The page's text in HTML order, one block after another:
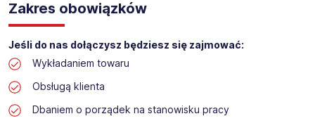
Profit jest obecnie jedną z największych niezależnych
polskich agencji zatrudnienia. W ciągu wielu lat naszej
działalności daliśmy pracę przeszło 50 000 pracowników
w całym kraju. Skutecznie znajdujemy pracowników dla
największych firm, jak również małych rodzinnych
przedsiębiorstw w Polsce. Agencja jest wpisana pod nr
Zakres obowiązków
Jeśli do nas dołączysz będziesz się zajmować:
Wykładaniem towaru
Obsługą klienta
Dbaniem o porządek na stanowisku pracy